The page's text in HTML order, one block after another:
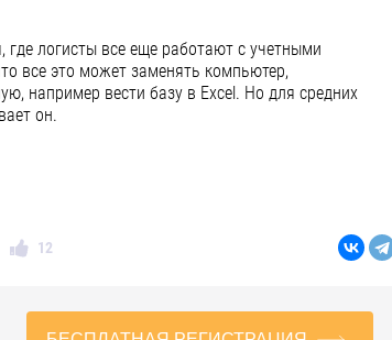
где логисты все еще работают с учетными
все это может заменять компьютер,
например вести базу в Excel. Но для средних
он.
12